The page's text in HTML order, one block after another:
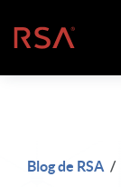
Inicio
Blog de RSA /